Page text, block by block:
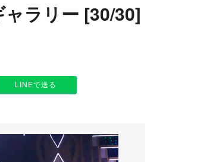
ラリー [30/30]
LINEで送る